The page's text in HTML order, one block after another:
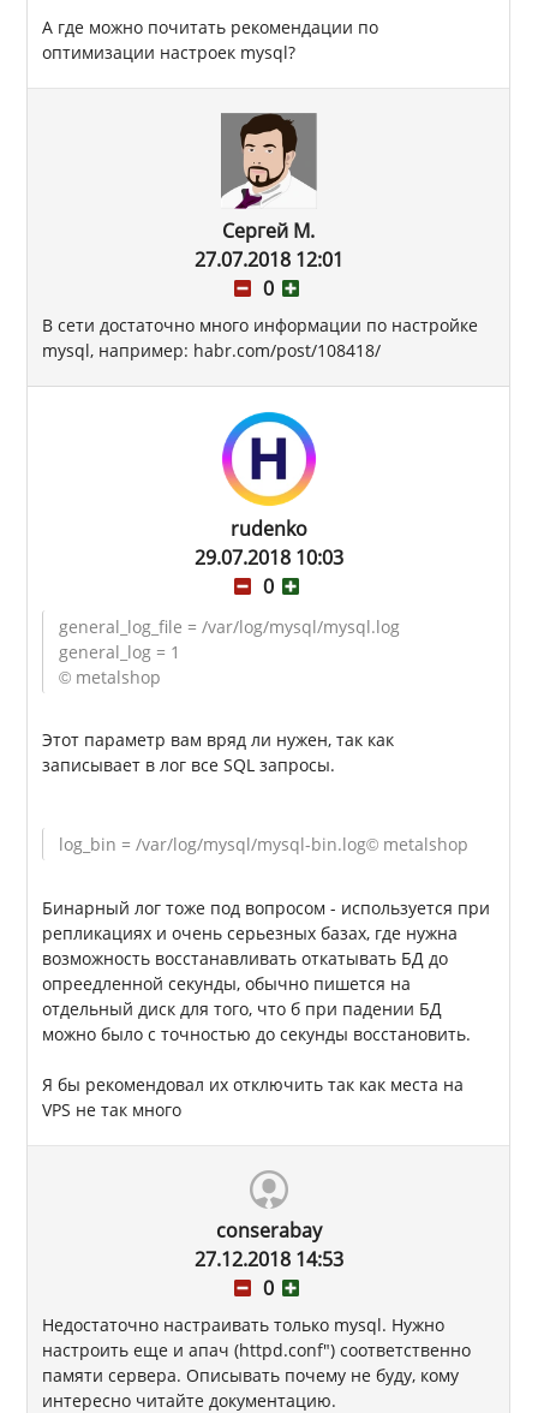
А где можно почитать рекомендации по
оптимизации настроек mysql?
Сергей М.
27.07.2018 12:01
0
В сети достаточно много информации по настройке
mysql, например: habr.com/post/108418/
rudenko
29.07.2018 10:03
0
general_log_file = /var/log/mysql/mysql.log
general_log = 1
© metalshop
Этот параметр вам вряд ли нужен, так как
записывает в лог все SQL запросы.
log_bin = /var/log/mysql/mysql-bin.log© metalshop
Бинарный лог тоже под вопросом - используется при
репликациях и очень серьезных базах, где нужна
возможность восстанавливать откатывать БД до
опреедленной секунды, обычно пишется на
отдельный диск для того, что б при падении БД
можно было с точностью до секунды восстановить.
Я бы рекомендовал их отключить так как места на
VPS не так много
conserabay
27.12.2018 14:53
0
Недостаточно настраивать только mysql. Нужно
настроить еще и апач (httpd.conf") соответственно
памяти сервера. Описывать почему не буду, кому
интересно читайте документацию.